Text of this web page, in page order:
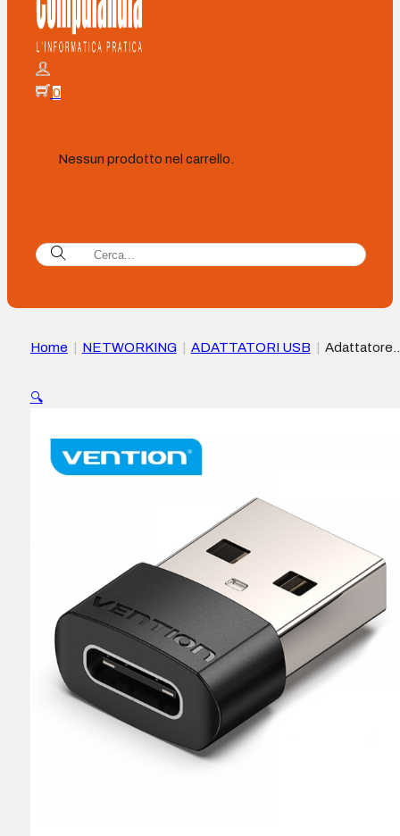
0
Nessun prodotto nel carrello.
Home NETWORKING ADATTATORI USB
Adattatore
🔍